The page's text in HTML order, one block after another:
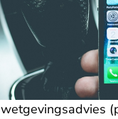
wetgevingsadvies